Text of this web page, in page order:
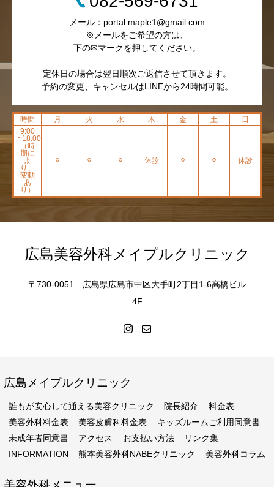
メール：portal.maple1@gmail.com
※メールをご希望の方は、
下の✉マークを押してください。
定休日の場合は翌日順次ご返信させて頂きます。
予約の変更、キャンセルはLINEから24時間可能。
時間 月 火 水 木 金 土
日
9:00
~18:00
（時
期に
よ
り、
変動
あ
り）
⚪︎ ⚪︎ ⚪︎ 休診 ⚪︎ ⚪︎ 休診
広島美容外科メイプルクリニック
〒730-0051 広島県広島市中区大手町2丁目1-6高橋ビル
4F
広島メイプルクリニック
誰もが安心して通える美容クリニック 院長紹介
料金表
美容外科料金表
美容皮膚科料金表
キッズルームご利用同意書
未成年者同意書
アクセス お支払い方法
リンク集
INFORMATION
熊本美容外科NABEクリニック 美容外科コラム